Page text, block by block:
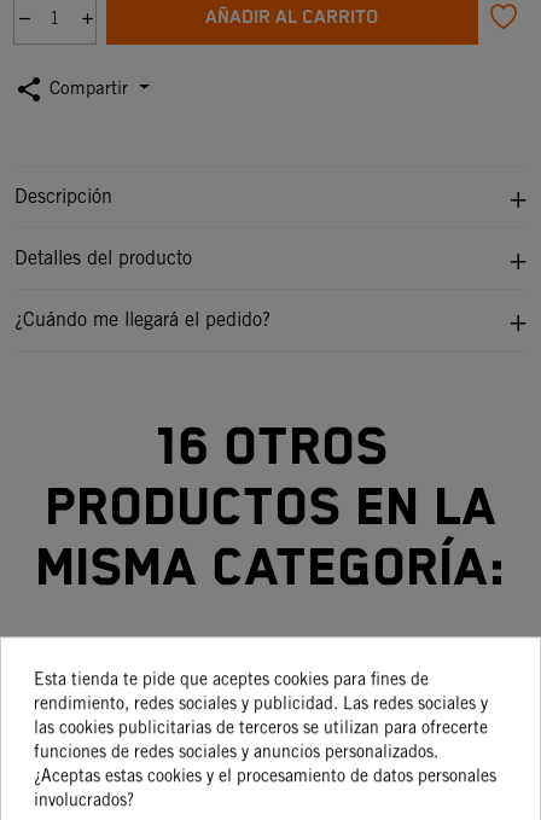
AÑADIR AL CARRITO
share Compartir
Descripción
Detalles del producto
¿Cuándo me llegará el pedido?
16 otros
productos en la
misma categoría:
-15%
Perno De
-15%
SOPORTE
BÁSICO
-17,35%
FUNDA SP
CONNECT
-15%
PROTECTOR
CADENA EN
Esta tienda te pide que aceptes cookies para fines de
rendimiento, redes sociales y publicidad. Las redes sociales y
las cookies publicitarias de terceros se utilizan para ofrecerte
funciones de redes sociales y anuncios personalizados.
¿Aceptas estas cookies y el procesamiento de datos personales
involucrados?